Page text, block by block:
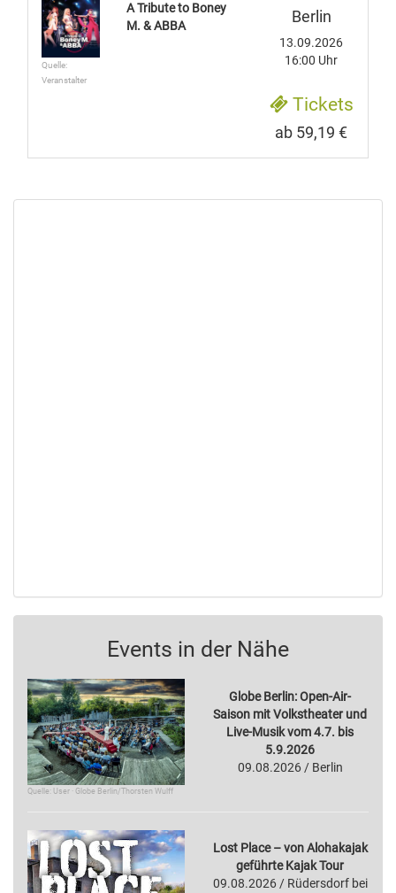
Quelle:
Veranstalter
A Tribute to Boney
M. & ABBA
Berlin
13.09.2026
16:00 Uhr
Tickets
ab 59,19 €
Events in der Nähe
Quelle: User · Globe Berlin/Thorsten Wulff
Globe Berlin: Open-Air-
Saison mit Volkstheater und
Live-Musik vom 4.7. bis
5.9.2026
09.08.2026 / Berlin
Lost Place – von Alohakajak
geführte Kajak Tour
09.08.2026 / Rüdersdorf bei